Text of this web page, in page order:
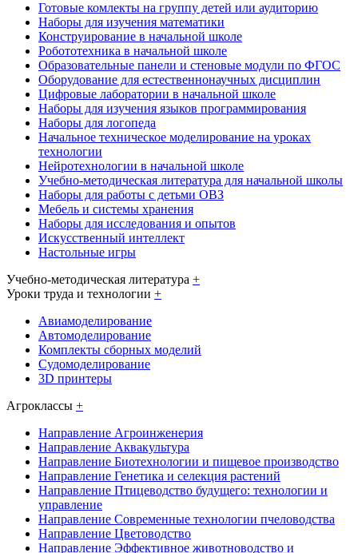
Готовые комлекты на группу детей или аудиторию
Наборы для изучения математики
Конструирование в начальной школе
Робототехника в начальной школе
Образовательные панели и стеновые модули по ФГОС
Оборудование для естественнонаучных дисциплин
Цифровые лаборатории в начальной школе
Наборы для изучения языков программирования
Наборы для логопеда
Начальное техническое моделирование на уроках
технологии
Нейротехнологии в начальной школе
Учебно-методическая литература для начальной школы
Наборы для работы с детьми ОВЗ
Мебель и системы хранения
Наборы для исследования и опытов
Искусственный интеллект
Настольные игры
Учебно-методическая литература +
Уроки труда и технологии +
Авиамоделирование
Автомоделирование
Комплекты сборных моделий
Судомоделирование
3D принтеры
Агроклассы +
Направление Агроинженерия
Направление Аквакультура
Направление Биотехнологии и пищевое производство
Направление Генетика и селекция растений
Направление Птицеводство будущего: технологии и
управление
Направление Современные технологии пчеловодства
Направление Цветоводство
Направление Эффективное животноводство и